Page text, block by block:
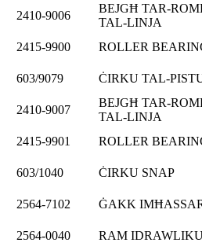
2410-9006
BEJGĦ TAR-
TAL-LINJA
2415-9900
ROLLER
603/9079
ĊIRKU TAL-
2410-9007
BEJGĦ TAR-
TAL-LINJA
2415-9901
ROLLER
603/1040
ĊIRKU SNAP
2564-7102
ĠAKK
2564-0040
RAM